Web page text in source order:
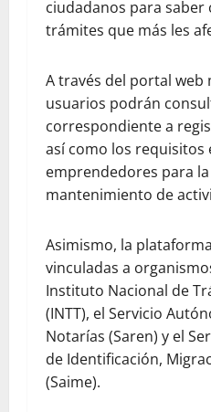
ciudadanos para saber
trámites que más les
A través del portal web
usuarios podrán
correspondiente a
así como los requisitos
emprendedores para
mantenimiento de
Asimismo, la
vinculadas a
Instituto Nacional de
(INTT), el Servicio
Notarías (Saren) y el
de Identificación,
(Saime).